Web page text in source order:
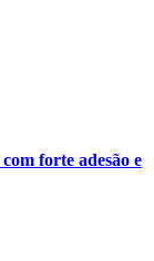
forte adesão e